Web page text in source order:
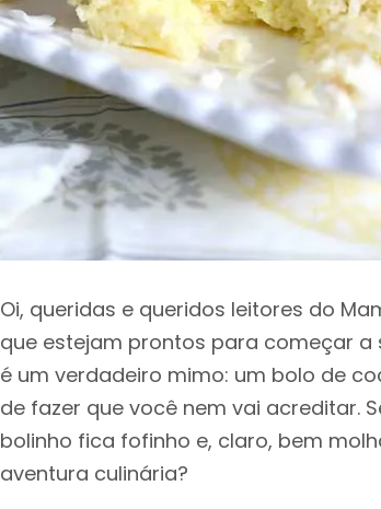
Oi, queridas e queridos leitores do
que estejam prontos para começar
é um verdadeiro mimo: um bolo de
de fazer que você nem vai acreditar.
bolinho fica fofinho e, claro, bem
aventura culinária?